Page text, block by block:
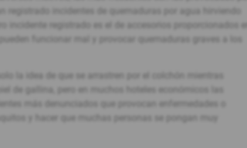
registrado incidentes de quemaduras por agua hirviendo
incidente registrado es el de accesorios proporcionados en
funcionar mal y provocar quemaduras graves a los
la idea de que se arrastren por el colchón mientras
de gallina, pero en muchos hoteles económicos las
más denunciados que provocan enfermedades o
y hacer que muchas personas se pongan muy